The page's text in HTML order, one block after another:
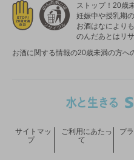
ストップ！20歳
妊娠中や授乳期
お酒はなにより
のんだあとはリサ
お酒に関する情報の20歳未満の方へ
サイトマッ
プ
ご利用にあたっ
て
プ